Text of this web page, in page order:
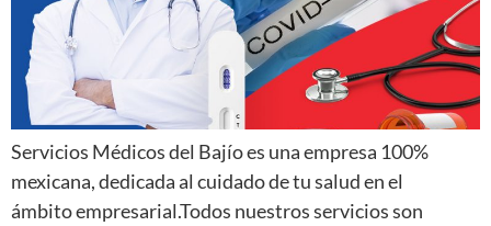
Servicios Médicos del Bajío es una empresa 100%
mexicana, dedicada al cuidado de tu salud en el
ámbito empresarial.​Todos nuestros servicios son